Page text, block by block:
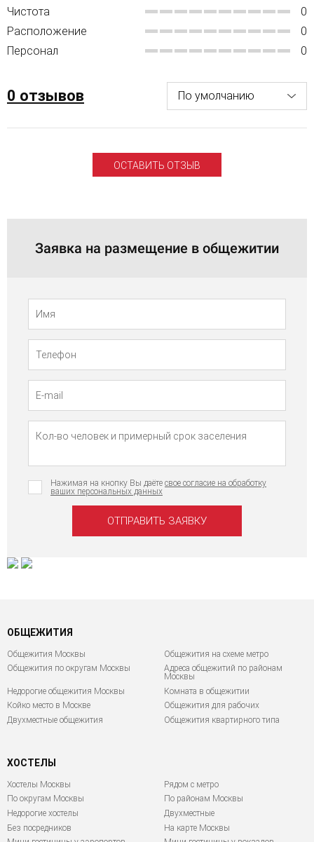
Чистота
0
Расположение
0
Персонал
0
0 отзывов
ОСТАВИТЬ ОТЗЫВ
Заявка на размещение в общежитии
Нажимая на кнопку Вы даёте свое согласие на обработку
ваших персональных данных
ОБЩЕЖИТИЯ
Общежития Москвы
Общежития на схеме метро
Общежития по округам Москвы
Адреса общежитий по районам
Москвы
Недорогие общежития Москвы
Комната в общежитии
Койко место в Москве
Общежития для рабочих
Двухместные общежития
Общежития квартирного типа
ХОСТЕЛЫ
Хостелы Москвы
По округам Москвы
Недорогие хостелы
Без посредников
Рядом с метро
По районам Москвы
Двухместные
На карте Москвы